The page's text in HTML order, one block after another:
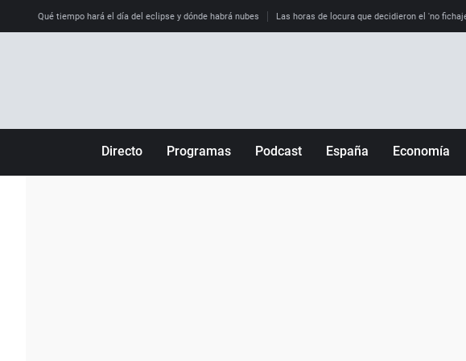
Qué tiempo hará el día del eclipse y dónde habrá nubes Las horas de locura que decidieron el 'no
Directo Programas Podcast España Economía